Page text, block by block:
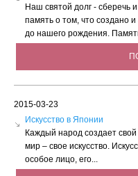
Наш святой долг - сберечь
память о том, что создано
до нашего рождения.
2015-03-23
Искусство в Японии
Каждый народ создает
мир – свое искусство.
особое лицо, его...